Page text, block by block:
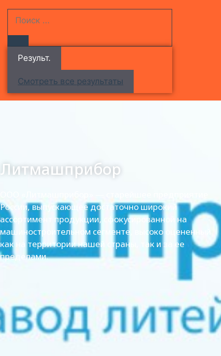
Результ.
Смотреть все результаты
Литмашприбор
России, выпускающее достаточно широкий
ассортимент продукции, сфокусированной на
машиностроительном сегменте, высоко оцененный
как на территории нашей страны, так и за ее
пределами.